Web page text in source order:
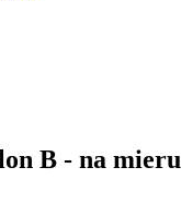
B - na mieru